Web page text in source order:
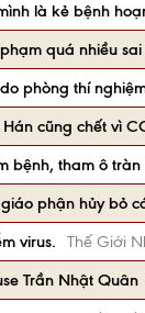
là kẻ bệnh
quá nhiều
phòng thí
cũng chết vì
bệnh, tham ô tràn
phận hủy bỏ
virus.
Thế Giới
Trần Nhật Quân